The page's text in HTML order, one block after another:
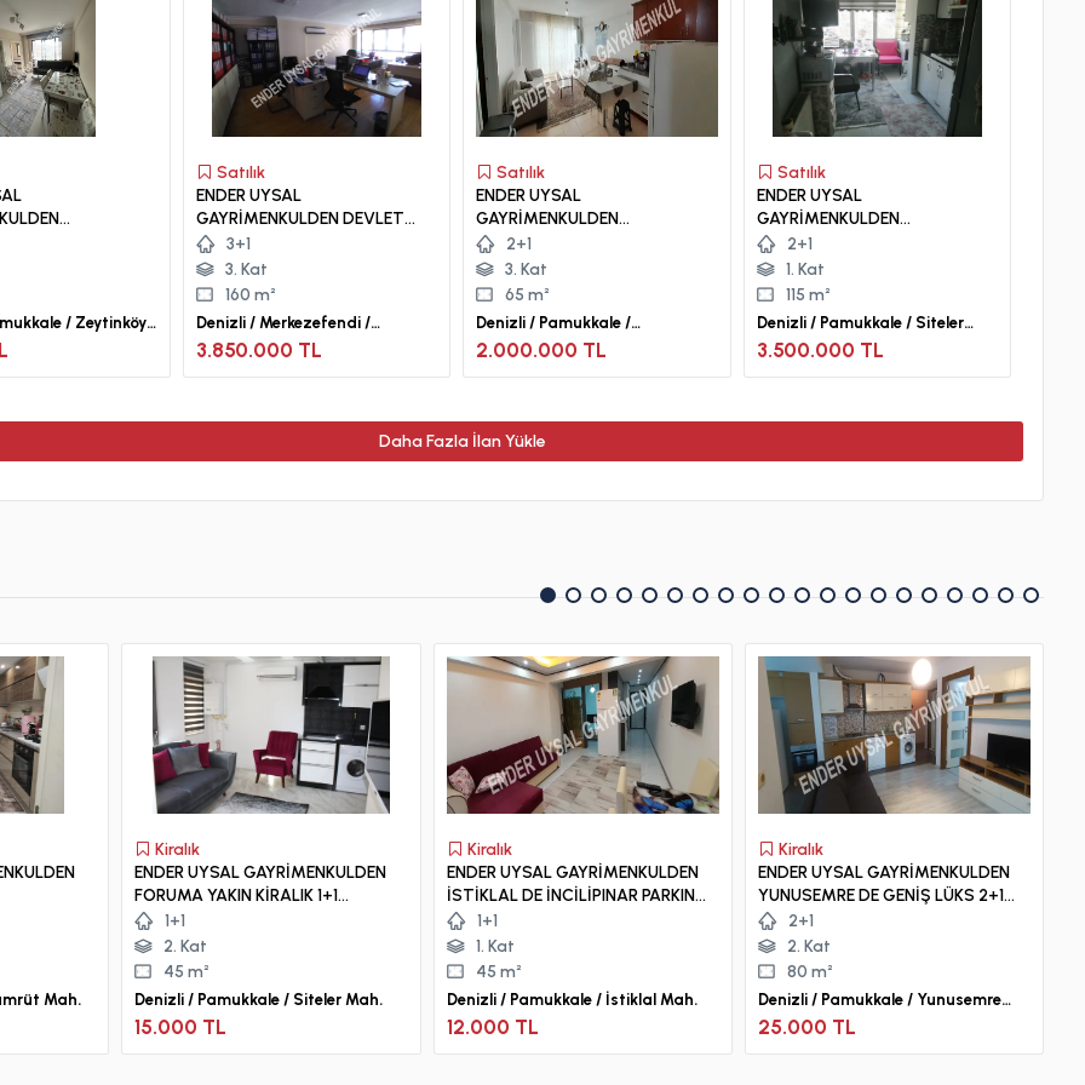
KİRALIK 2+1
/ Zeytinköy
Satılık
ENDER UYSAL
GAYRİMENKULDEN DEVLET
HASTANESİNE YAKIN 3+1
SATILIK İŞYERİ...
3+1
3. Kat
160 m²
Denizli / Merkezefendi /
Sırakapılar Mah.
3.850.000 TL
Satılık
ENDER UYSAL
GAYRİMENKULDEN
ASMALIEVLER DE SATILIK 2+1
EŞYALI APART
2+1
3. Kat
65 m²
Denizli / Pamukkale /
Asmalıevler Mah.
2.000.000 TL
Satılık
ENDER UYSAL
GAYRİMENKULDEN
SİTELERDE SATILIK 2+1
DAİRE..
2+1
1. Kat
115 m²
Denizli / Pamukkale / Siteler
Mah.
3.500.000 TL
Daha Fazla İlan Yükle
DUBLEX
Mah.
Kiralık
ENDER UYSAL GAYRİMENKULDEN
FORUMA YAKIN KİRALIK 1+1
KLİMALI ASANSÖRLÜ LÜX APART..
1+1
2. Kat
45 m²
Denizli / Pamukkale / Siteler Mah.
15.000 TL
Kiralık
ENDER UYSAL GAYRİMENKULDEN
İSTİKLAL DE İNCİLİPINAR PARKINA
ÇOK YAKIN 1+1 GENİŞ KİRALIK
APART..
1+1
1. Kat
45 m²
Denizli / Pamukkale / İstiklal Mah.
12.000 TL
Kiralık
ENDER UYSAL GAYRİMENKULDEN
YUNUSEMRE DE GENİŞ LÜKS 2+1
KLİMALI APART...
2+1
2. Kat
80 m²
Denizli / Pamukkale / Yunusemre
Mah.
25.000 TL